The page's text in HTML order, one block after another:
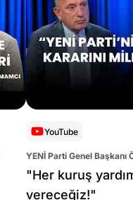
YouTube
YENİ Parti Genel Başkanı
Altaylı
"Her kuruş
vereceğiz!"